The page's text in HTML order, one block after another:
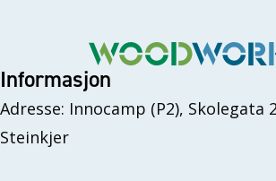
Informasjon
Adresse: Innocamp (P2), Skolegata
Steinkjer